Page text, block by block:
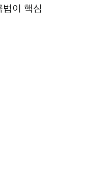
이 핵심